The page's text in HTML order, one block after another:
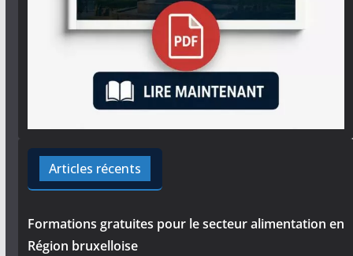
Articles récents
Formations gratuites pour le secteur alimentation en
Région bruxelloise